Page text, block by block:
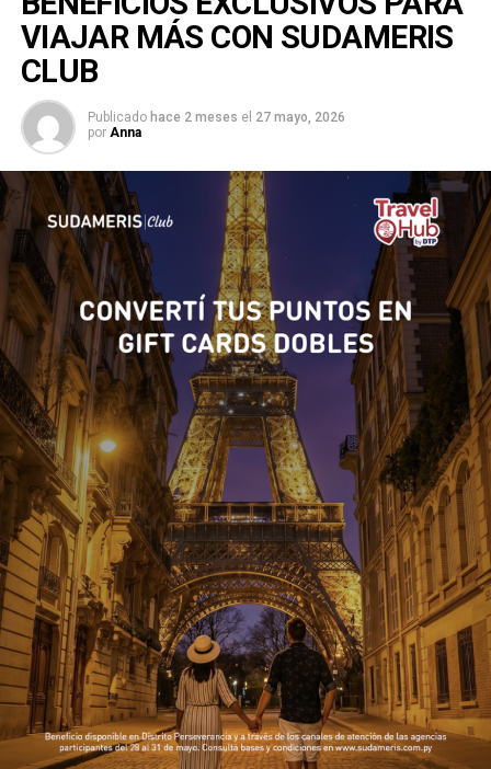
VIAJAR MÁS CON SUDAMERIS
CLUB
Publicado hace 2 meses el 27 mayo, 2026
por Anna